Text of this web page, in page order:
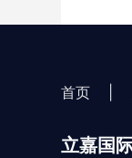
首页
立嘉国